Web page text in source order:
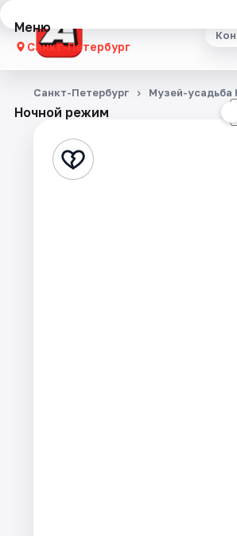
Меню
Санкт-Петербург
Концерты
Стендап
Ночной режим
Санкт-Петербург Музей-усадьба